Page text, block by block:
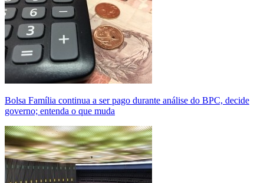
Bolsa Família continua a ser pago durante análise do BPC, decide
governo; entenda o que muda